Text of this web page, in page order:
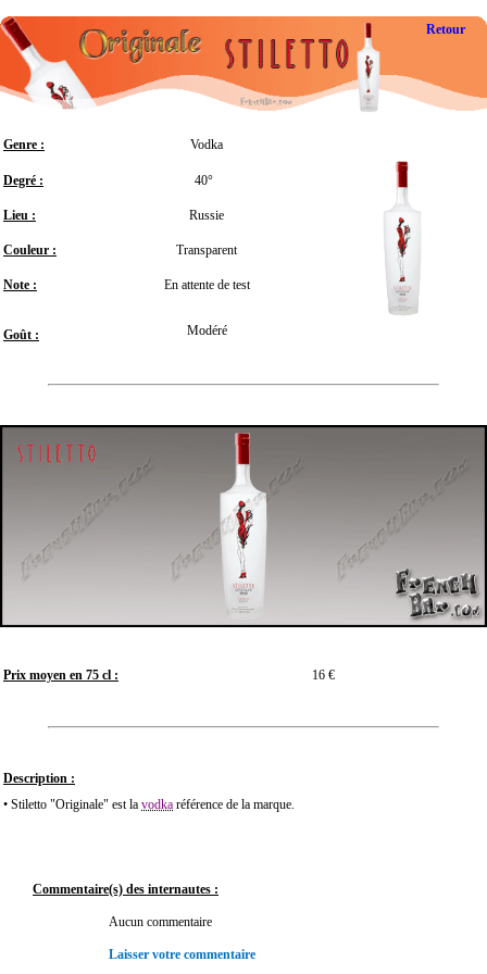
Retour
Genre : Vodka
Degré : 40°
Lieu : Russie
Couleur : Transparent
Note : En attente de test
Goût : Modéré
Prix moyen en 75 cl : 16 €
Description :
• Stiletto "Originale" est la vodka référence de la marque.
Commentaire(s) des internautes :
Aucun commentaire
Laisser votre commentaire